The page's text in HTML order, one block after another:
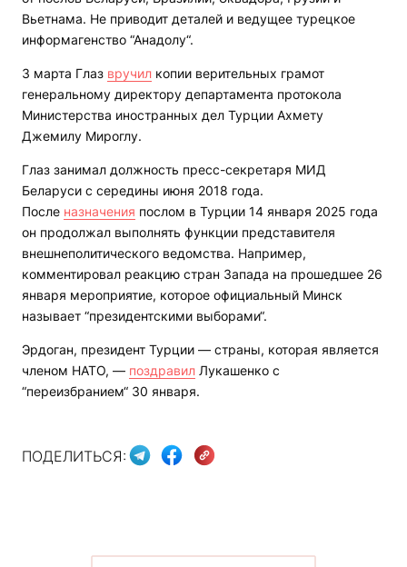
Вьетнама. Не приводит деталей и ведущее турецкое
информагенство “Анадолу“.
3 марта Глаз вручил копии верительных грамот
генеральному директору департамента протокола
Министерства иностранных дел Турции Ахмету
Джемилу Мироглу.
Глаз занимал должность пресс-секретаря МИД
Беларуси с середины июня 2018 года.
После назначения послом в Турции 14 января 2025 года
он продолжал выполнять функции представителя
внешнеполитического ведомства. Например,
комментировал реакцию стран Запада на прошедшее 26
января мероприятие, которое официальный Минск
называет “президентскими выборами“.
Эрдоган, президент Турции — страны, которая является
членом НАТО, — поздравил Лукашенко с
“переизбранием“ 30 января.
ПОДЕЛИТЬСЯ: